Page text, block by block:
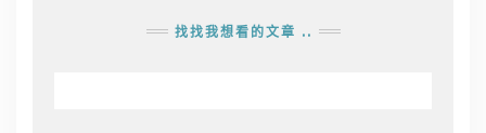
找找我想看的文章 ..